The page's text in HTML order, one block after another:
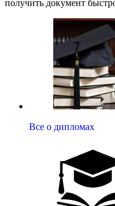
получить документ
Все о дипломах